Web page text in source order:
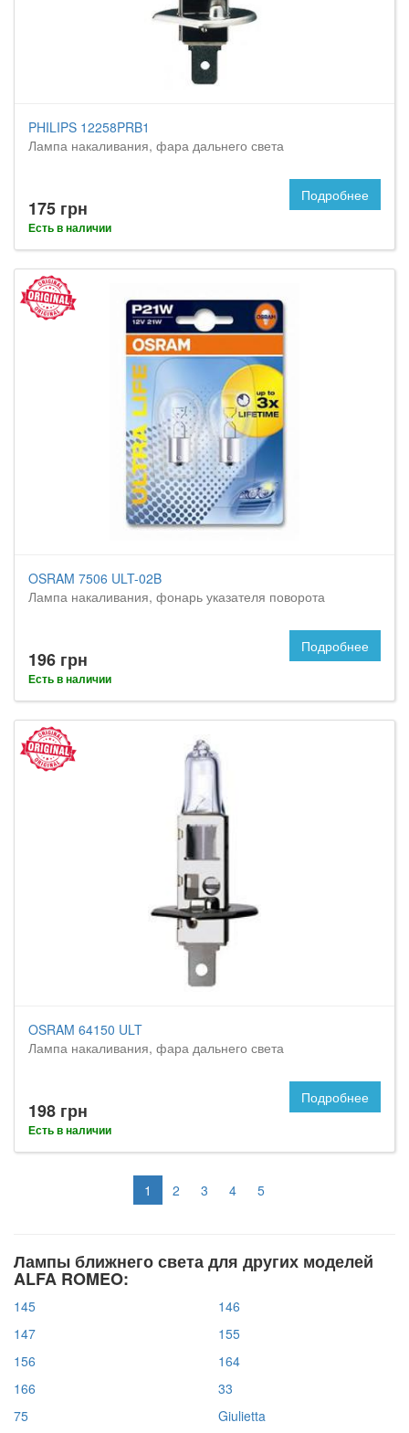
PHILIPS 12258PRB1
Лампа накаливания, фара дальнего света
175 грн
Есть в наличии
Подробнее
OSRAM 7506 ULT-02B
Лампа накаливания, фонарь указателя поворота
196 грн
Есть в наличии
Подробнее
OSRAM 64150 ULT
Лампа накаливания, фара дальнего света
198 грн
Есть в наличии
Подробнее
1 2 3 4 5
Лампы ближнего света для других моделей
ALFA ROMEO:
145
146
147
155
156
164
166
33
75
Giulietta